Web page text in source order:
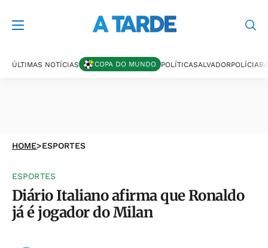
ÚLTIMAS NOTÍCIAS COPA DO MUNDO POLÍTICASALVADORPOLÍCIA
HOME>ESPORTES
ESPORTES
Diário Italiano afirma que Ronaldo
já é jogador do Milan